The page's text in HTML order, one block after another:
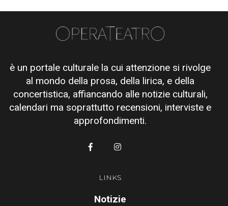
è un portale culturale la cui attenzione si rivolge
al mondo della prosa, della lirica, e della
concertistica, affiancando alle notizie culturali,
calendari ma soprattutto recensioni, interviste e
approfondimenti.
LINKS
Notizie